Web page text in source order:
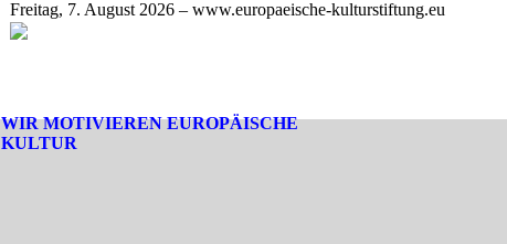
Freitag, 7. August 2026 – www.europaeische-kulturstiftung.eu
WIR MOTIVIEREN EUROPÄISCHE
KULTUR